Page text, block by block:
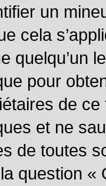
un
cela
quelqu’un
pour
de
et ne
de toutes
question «